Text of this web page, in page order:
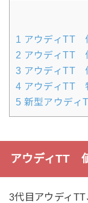
1 アウディTT
2 アウディTT
3 アウディTT
4 アウディTT
5 新型アウデ
アウディTT
3代目アウディ